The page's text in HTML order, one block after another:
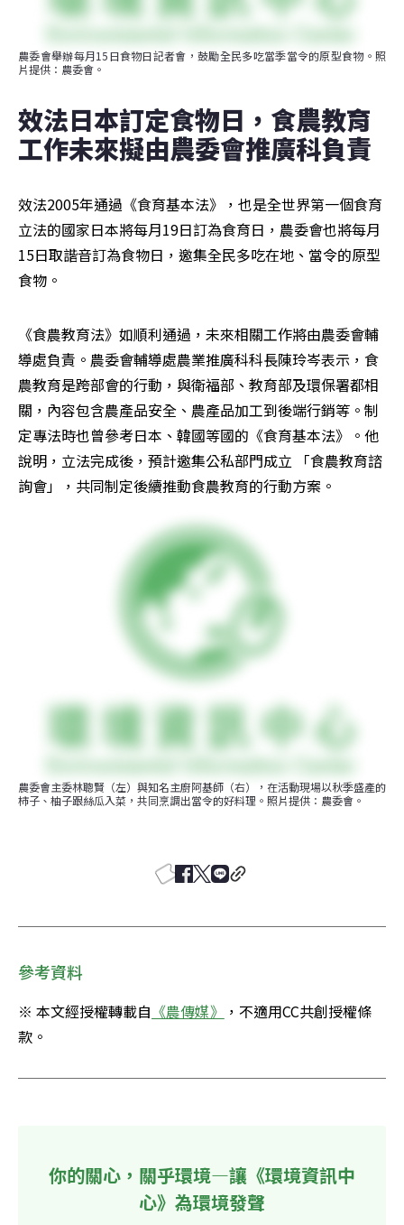
農委會舉辦每月15日食物日記者會，鼓勵全民多吃當季當令的原型食物。照
片提供：農委會。
效法日本訂定食物日，食農教育
工作未來擬由農委會推廣科負責
效法2005年通過《食育基本法》，也是全世界第一個食育
立法的國家日本將每月19日訂為食育日，農委會也將每月
15日取諧音訂為食物日，邀集全民多吃在地、當令的原型
食物。
《食農教育法》如順利通過，未來相關工作將由農委會輔
導處負責。農委會輔導處農業推廣科科長陳玲岑表示，食
農教育是跨部會的行動，與衛福部、教育部及環保署都相
關，內容包含農產品安全、農產品加工到後端行銷等。制
定專法時也曾參考日本、韓國等國的《食育基本法》。他
說明，立法完成後，預計邀集公私部門成立 「食農教育諮
詢會」，共同制定後續推動食農教育的行動方案。
農委會主委林聰賢（左）與知名主廚阿基師（右），在活動現場以秋季盛產的
柿子、柚子跟絲瓜入菜，共同烹調出當令的好料理。照片提供：農委會。
參考資料
※ 本文經授權轉載自 《農傳媒》 ，不適用CC共創授權條
款。
你的關心，關乎環境—讓《環境資訊中
心》為環境發聲